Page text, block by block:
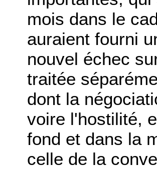
mois dans le
auraient fourni
nouvel échec
traitée
dont la
voire l'hostilité,
fond et dans la
celle de la